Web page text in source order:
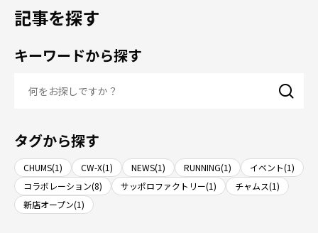
記事を探す
キーワードから探す
タグから探す
CHUMS(1) CW-X(1) NEWS(1) RUNNING(1)
イベント(1)
コラボレーション(8)
サッポロファクトリー(1)
チャムス(1)
新店オープン(1)